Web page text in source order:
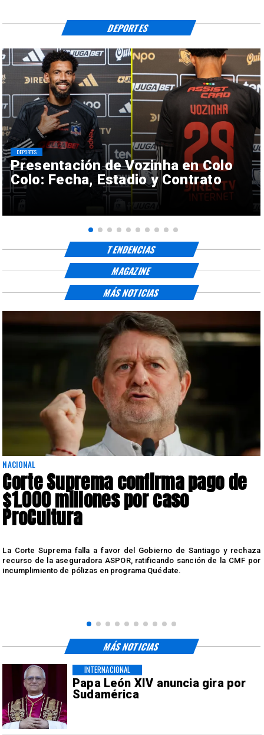
Presentación de Vozinha en Colo
Colo: Fecha, Estadio y Contrato
DEPORTES
DEPORTES
TENDENCIAS
MAGAZINE
NACIONAL
Corte Suprema confirma pago de
$1.000 millones por caso
ProCultura
La Corte Suprema falla a favor del Gobierno de Santiago y rechaza
recurso de la aseguradora ASPOR, ratificando sanción de la CMF por
incumplimiento de pólizas en programa Quédate.
MÁS NOTICIAS
Papa León XIV anuncia gira por
Sudamérica
INTERNACIONAL
MÁS NOTICIAS